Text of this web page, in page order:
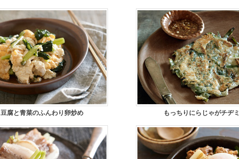
豆腐と青菜のふんわり卵炒め もっちりにらじゃがチヂミ